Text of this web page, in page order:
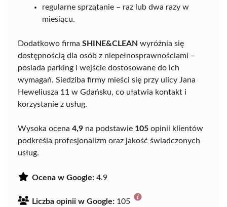
regularne sprzątanie – raz lub dwa razy w
miesiącu.
Dodatkowo firma SHINE&CLEAN wyróżnia się
dostępnością dla osób z niepełnosprawnościami –
posiada parking i wejście dostosowane do ich
wymagań. Siedziba firmy mieści się przy ulicy Jana
Heweliusza 11 w Gdańsku, co ułatwia kontakt i
korzystanie z usług.
Wysoka ocena 4,9 na podstawie 105 opinii klientów
podkreśla profesjonalizm oraz jakość świadczonych
usług.
Ocena w Google: 4.9
Liczba opinii w Google: 105